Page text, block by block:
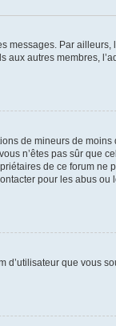
messages. Par ailleurs,
autres membres,
de mineurs de moins
n’êtes pas sûr que
de ce forum ne
pour les abus
d’utilisateur que vous